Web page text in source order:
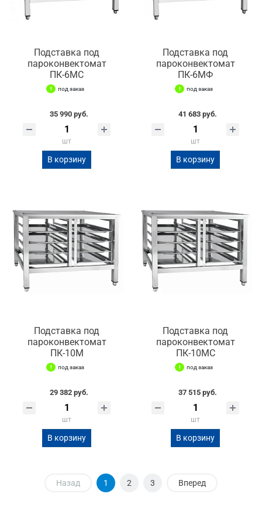
Подставка под
пароконвектомат
ПК-6МС
под заказ
35 990 руб.
шт
В корзину
Подставка под
пароконвектомат
ПК-6МФ
под заказ
41 683 руб.
шт
В корзину
Подставка под
пароконвектомат
ПК-10М
под заказ
29 382 руб.
шт
В корзину
Подставка под
пароконвектомат
ПК-10МС
под заказ
37 515 руб.
шт
В корзину
Назад 1 2 3 Вперед